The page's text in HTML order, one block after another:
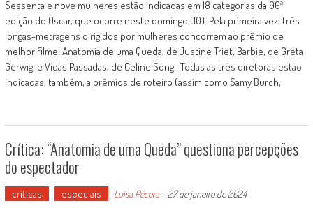
Sessenta e nove mulheres estão indicadas em 18 categorias da 96ª
edição do Oscar, que ocorre neste domingo (10). Pela primeira vez, três
longas-metragens dirigidos por mulheres concorrem ao prêmio de
melhor filme: Anatomia de uma Queda, de Justine Triet, Barbie, de Greta
Gerwig, e Vidas Passadas, de Celine Song. Todas as três diretoras estão
indicadas, também, a prêmios de roteiro (assim como Samy Burch,
Crítica: “Anatomia de uma Queda” questiona percepções
do espectador
críticas especiais Luísa Pécora- 27 de janeiro de 2024